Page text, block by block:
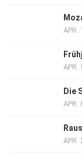
APR.
APR.
Die
APR.
APR.